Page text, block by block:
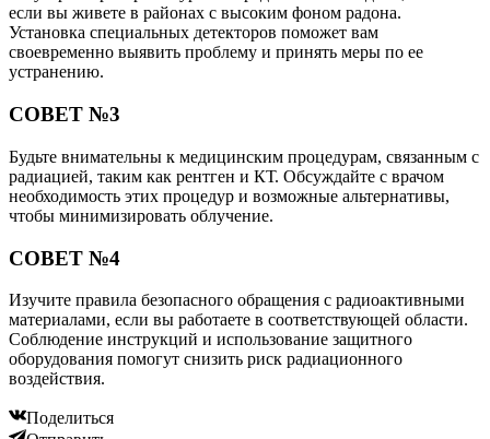
если вы живете в районах с высоким фоном радона.
Установка специальных детекторов поможет вам
своевременно выявить проблему и принять меры по ее
устранению.
СОВЕТ №3
Будьте внимательны к медицинским процедурам, связанным с
радиацией, таким как рентген и КТ. Обсуждайте с врачом
необходимость этих процедур и возможные альтернативы,
чтобы минимизировать облучение.
СОВЕТ №4
Изучите правила безопасного обращения с радиоактивными
материалами, если вы работаете в соответствующей области.
Соблюдение инструкций и использование защитного
оборудования помогут снизить риск радиационного
воздействия.
Поделиться